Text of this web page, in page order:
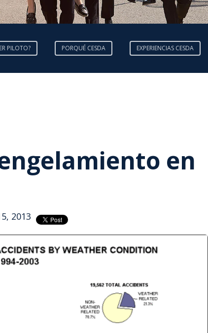
PILOTO? PORQUÉ CESDA EXPERIENCIAS CESDA
en
2013